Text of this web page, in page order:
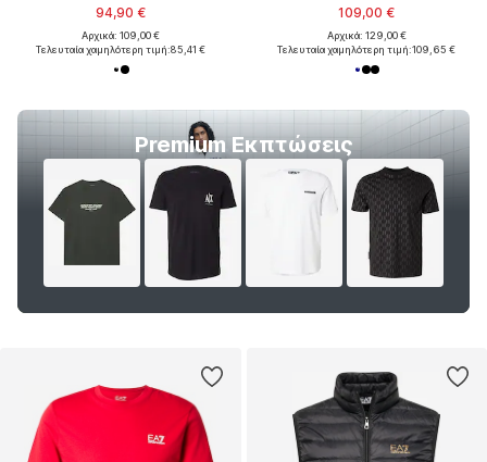
94,90 €
Αρχικά: 109,00 €
Τελευταία χαμηλότερη τιμή:85,41 €
Premium Εκπτώσεις
109,00 €
Αρχικά: 129,00 €
Τελευταία χαμηλότερη τιμή:109,65 €